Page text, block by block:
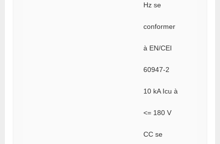
Hz se
conformer
à EN/CEI
60947-2
10 kA Icu à
<= 180 V
CC se